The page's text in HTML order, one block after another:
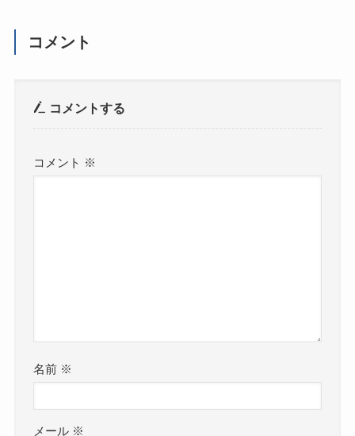
コメント
コメントする
コメント ※
名前 ※
メール ※